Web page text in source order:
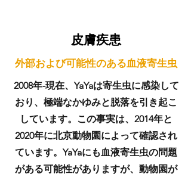
皮膚疾患
外部および可能性のある血液寄生虫
2008年-現在、YaYaは寄生虫に感染して
おり、極端なかゆみと脱落を引き起こ
しています。この事実は、2014年と
2020年に北京動物園によって確認され
ています。YaYaにも血液寄生虫の問題
がある可能性がありますが、動物園が